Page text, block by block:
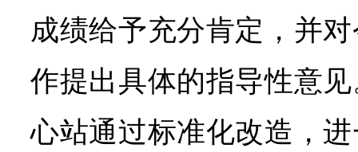
成绩给予充分肯定，并
作提出具体的指导性意
心站通过标准化改造，